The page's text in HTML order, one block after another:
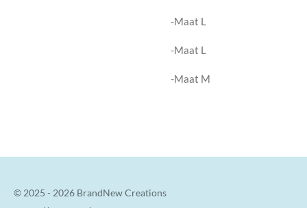
-Maat L
-Maat L
-Maat M
© 2025 - 2026 BrandNew Creations